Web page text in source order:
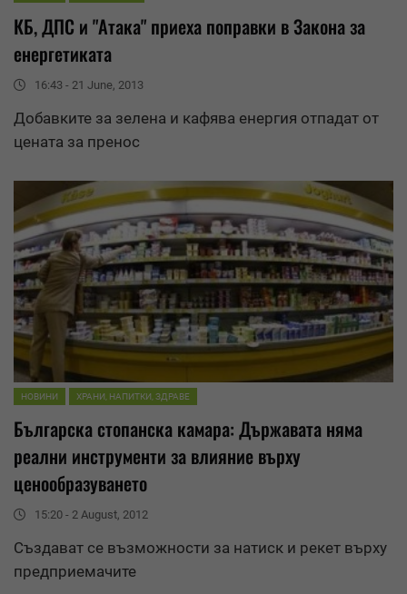
КБ, ДПС и "Атака" приеха поправки в Закона за
енергетиката
16:43 - 21 June, 2013
Добавките за зелена и кафява енергия отпадат от
цената за пренос
НОВИНИ ХРАНИ, НАПИТКИ, ЗДРАВЕ
Българска стопанска камара: Държавата няма
реални инструменти за влияние върху
ценообразуването
15:20 - 2 August, 2012
Създават се възможности за натиск и рекет върху
предприемачите